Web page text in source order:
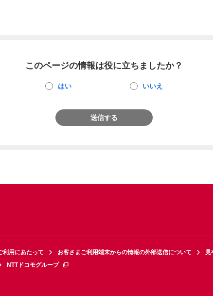
このページの情報は役に立ちましたか？
はい いいえ
送信する
利用にあたって お客さまご利用端末からの情報の外部送信について
見
NTTドコモグループ